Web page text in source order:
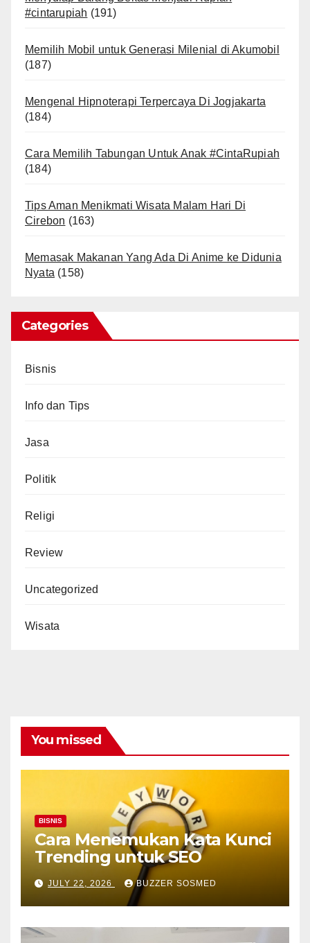
#cintarupiah (191)
Memilih Mobil untuk Generasi Milenial di Akumobil
(187)
Mengenal Hipnoterapi Terpercaya Di Jogjakarta
(184)
Cara Memilih Tabungan Untuk Anak #CintaRupiah
(184)
Tips Aman Menikmati Wisata Malam Hari Di
Cirebon (163)
Memasak Makanan Yang Ada Di Anime ke Didunia
Nyata (158)
Categories
Bisnis
Info dan Tips
Jasa
Politik
Religi
Review
Uncategorized
Wisata
You missed
BISNIS
Cara Menemukan Kata Kunci
Trending untuk SEO
JULY 22, 2026 BUZZER SOSMED